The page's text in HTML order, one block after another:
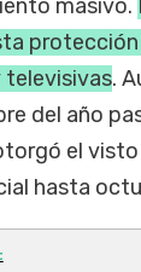
masivo.
.
del año
el
hasta